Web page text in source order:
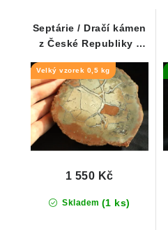
Septárie / Dračí kámen
z České Republiky -
Velký vzorek 0,5 kg
Skladem (1 ks)
1 550 Kč